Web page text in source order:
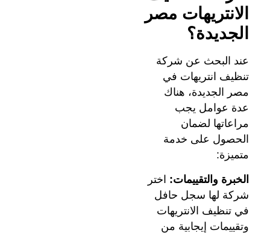
الانتريهات مصر
الجديدة؟
عند البحث عن شركة
تنظيف انتريهات في
مصر الجديدة، هناك
عدة عوامل يجب
مراعاتها لضمان
الحصول على خدمة
متميزة:
الخبرة والتقييمات: اختر
شركة لها سجل حافل
في تنظيف الانتريهات
وتقييمات إيجابية من